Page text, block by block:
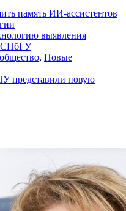
память ИИ-ассистентов
выявления
СПбГУ
, Новые
представили новую